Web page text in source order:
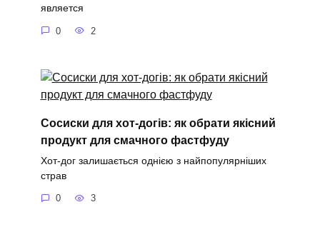
является
0 2
Сосиски для хот-догів: як обрати якісний
продукт для смачного фастфуду
Хот-дог залишається однією з найпопулярніших
страв
0 3